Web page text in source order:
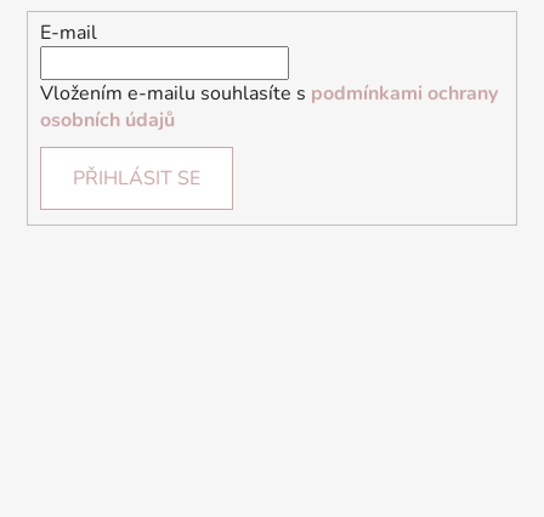
E-mail
Vložením e-mailu souhlasíte s podmínkami ochrany
osobních údajů
PŘIHLÁSIT SE